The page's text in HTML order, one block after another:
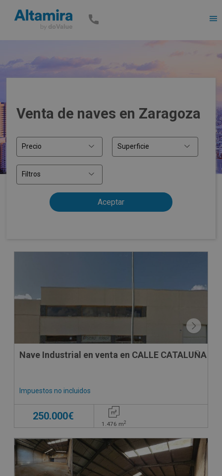
Venta de naves en Zaragoza
Precio Superficie
Filtros
Nave Industrial en venta en CALLE CATALUÑA , 5
Impuestos no incluidos
250.000€
1.476 m2